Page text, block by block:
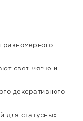
равномерного
свет мягче и
декоративного
для статусных